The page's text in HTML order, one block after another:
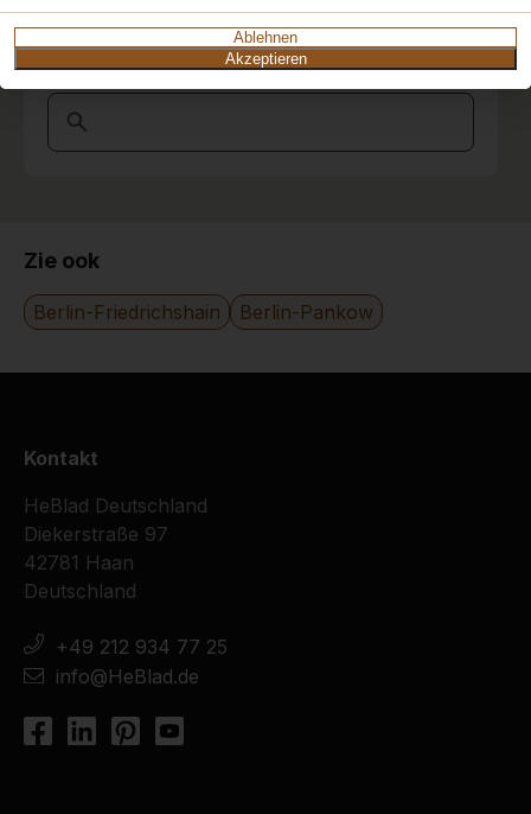
Ablehnen
Akzeptieren
10
Sehr freundlich, souverän und zuverlässig in
jeder Beziehung!
Ein großes Lob an den Fahrer! Sein Können
und seine Gewissenhaftigkeit bei der
Ort oder Postleitzahl suchen
Zie ook
Berlin-Friedrichshain Berlin-Pankow
Kontakt
HeBlad Deutschland
Diekerstraße 97
42781 Haan
Deutschland
+49 212 934 77 25
info@HeBlad.de